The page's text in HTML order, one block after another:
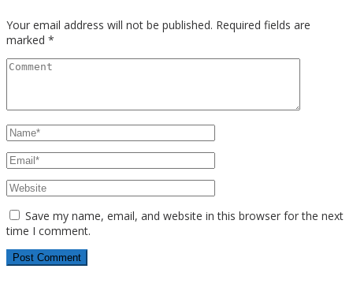
Your email address will not be published. Required fields are
marked *
Save my name, email, and website in this browser for the next
time I comment.